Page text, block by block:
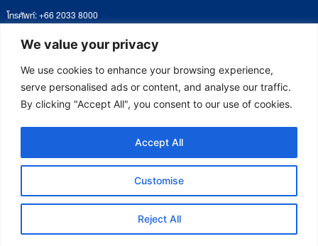
We value your privacy
We use cookies to enhance your browsing experience,
serve personalised ads or content, and analyse our traffic.
By clicking "Accept All", you consent to our use of cookies.
Customise
Reject All
Accept All
โทรศัพท์: +66 2033 8000
เวลาทำการ: จันทร์ – ศุกร์
09:00 – 17:00 น.
ติดตามหนังสือหรือยื่นเอกสาร
saraban@eeco.or.th
Copyright © 2025 Eastern Economic Corridor Office (EECO)